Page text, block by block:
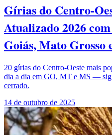
Gírias do Centro-
Atualizado 2026
Goiás, Mato Grosso
20 gírias do Centro-Oeste mais
dia a dia em GO, MT e MS —
cerrado.
14 de outubro de 2025